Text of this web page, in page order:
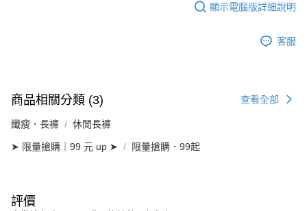
顯示電腦版詳細說明
客服
商品相關分類 (3) 查看全部
纖瘦．長褲 休閒長褲
➤ 限量搶購｜99 元 up ➤ 限量搶購．99起
評價